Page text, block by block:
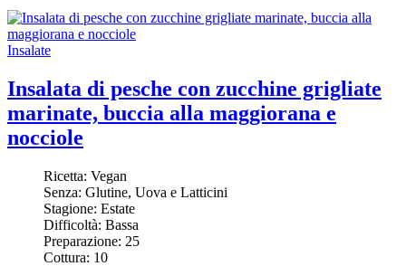
Insalate
Insalata di pesche con zucchine grigliate
marinate, buccia alla maggiorana e
nocciole
Ricetta: Vegan
Senza: Glutine, Uova e Latticini
Stagione: Estate
Difficoltà: Bassa
Preparazione: 25
Cottura: 10